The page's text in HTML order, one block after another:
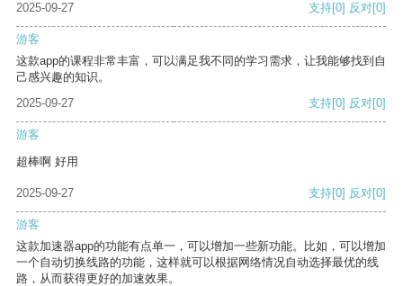
2025-09-27 支持[0] 反对[0]
游客
这款app的课程非常丰富，可以满足我不同的学习需求，让我能够找到自
己感兴趣的知识。
2025-09-27
支持[0] 反对[0]
游客
超棒啊 好用
2025-09-27 支持[0] 反对[0]
游客
这款加速器app的功能有点单一，可以增加一些新功能。比如，可以增加
一个自动切换线路的功能，这样就可以根据网络情况自动选择最优的线
路，从而获得更好的加速效果。